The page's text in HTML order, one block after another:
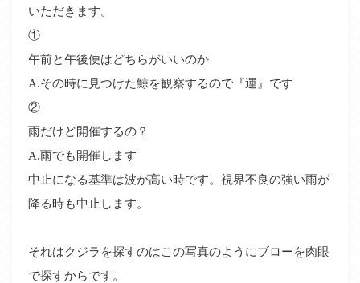
いただきます。
①
午前と午後便はどちらがいいのか
A.その時に見つけた鯨を観察するので『運』です
②
雨だけど開催するの？
A.雨でも開催します
中止になる基準は波が高い時です。視界不良の強い雨が
降る時も中止します。
それはクジラを探すのはこの写真のようにブローを肉眼
で探すからです。